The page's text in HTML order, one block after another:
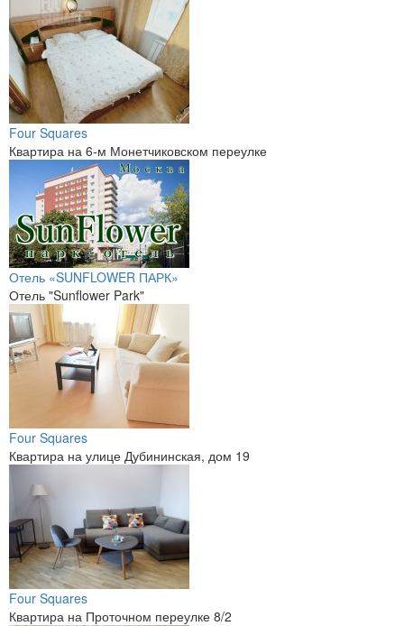
Four Squares
Квартира на 6-м Монетчиковском переулке
Отель «SUNFLOWER ПАРК»
Отель "Sunflower Park"
Four Squares
Квартира на улице Дубининская, дом 19
Four Squares
Квартира на Проточном переулке 8/2